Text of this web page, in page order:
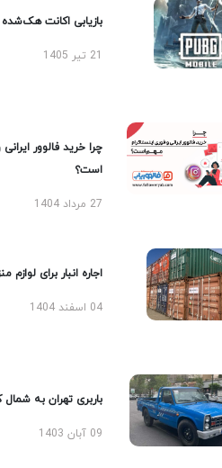
بازیابی اکانت هک‌شده
چرا خرید فالوور ایرانی
است؟
27 مرداد 1404
اجاره انبار برای لوازم
04 اسفند 1404
باربری تهران به شمال
09 آبان 1403